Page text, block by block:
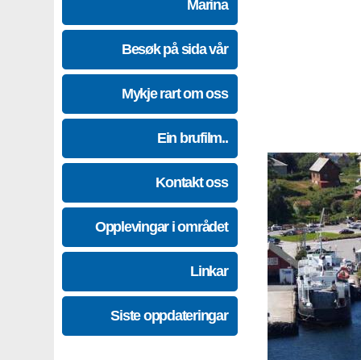
Marina
Besøk på sida vår
Mykje rart om oss
Ein brufilm..
Kontakt oss
Opplevingar i området
Linkar
Siste oppdateringar